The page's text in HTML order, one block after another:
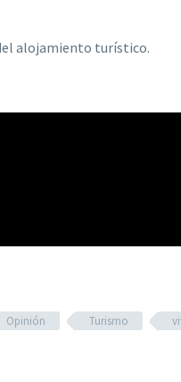
alojamiento turístico.
Opinión Turismo